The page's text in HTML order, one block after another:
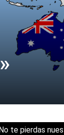
te pierdas